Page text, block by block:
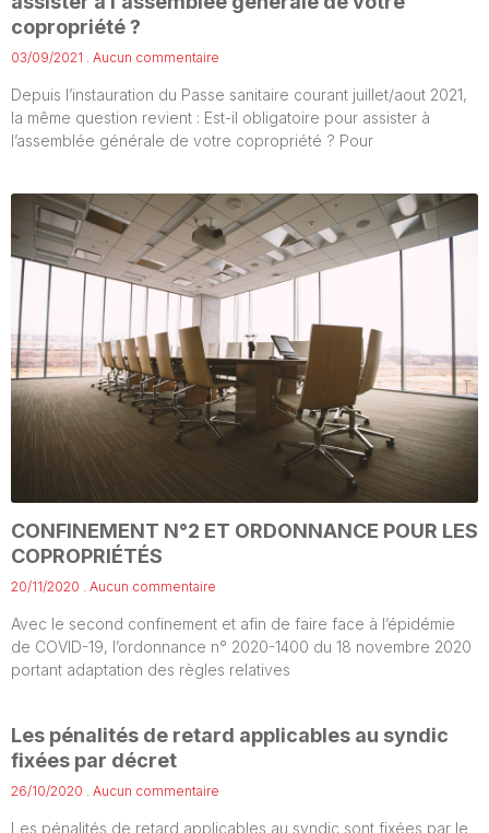
copropriété ?
03/09/2021 Aucun commentaire
Depuis l’instauration du Passe sanitaire courant juillet/aout 2021,
la même question revient : Est-il obligatoire pour assister à
l’assemblée générale de votre copropriété ? Pour
CONFINEMENT N°2 ET ORDONNANCE POUR LES
COPROPRIÉTÉS
20/11/2020 Aucun commentaire
Avec le second confinement et afin de faire face à l’épidémie
de COVID-19, l’ordonnance n° 2020-1400 du 18 novembre 2020
portant adaptation des règles relatives
Les pénalités de retard applicables au syndic
fixées par décret
26/10/2020 Aucun commentaire
Les pénalités de retard applicables au syndic sont fixées par le